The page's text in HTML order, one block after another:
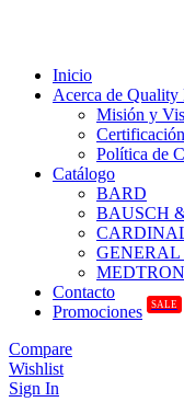
Inicio
Acerca de Quality
Misión y
Política de
Catálogo
BARD
BAUSCH
GENERAL
Contacto
Promociones
SALE
Compare
Wishlist
Sign In